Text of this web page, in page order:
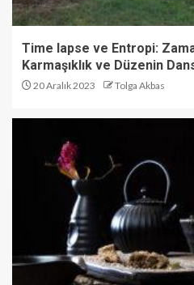
Time lapse ve Entropi:
Karmaşıklık ve Düzenin
20 Aralık 2023 Tolga Akbas